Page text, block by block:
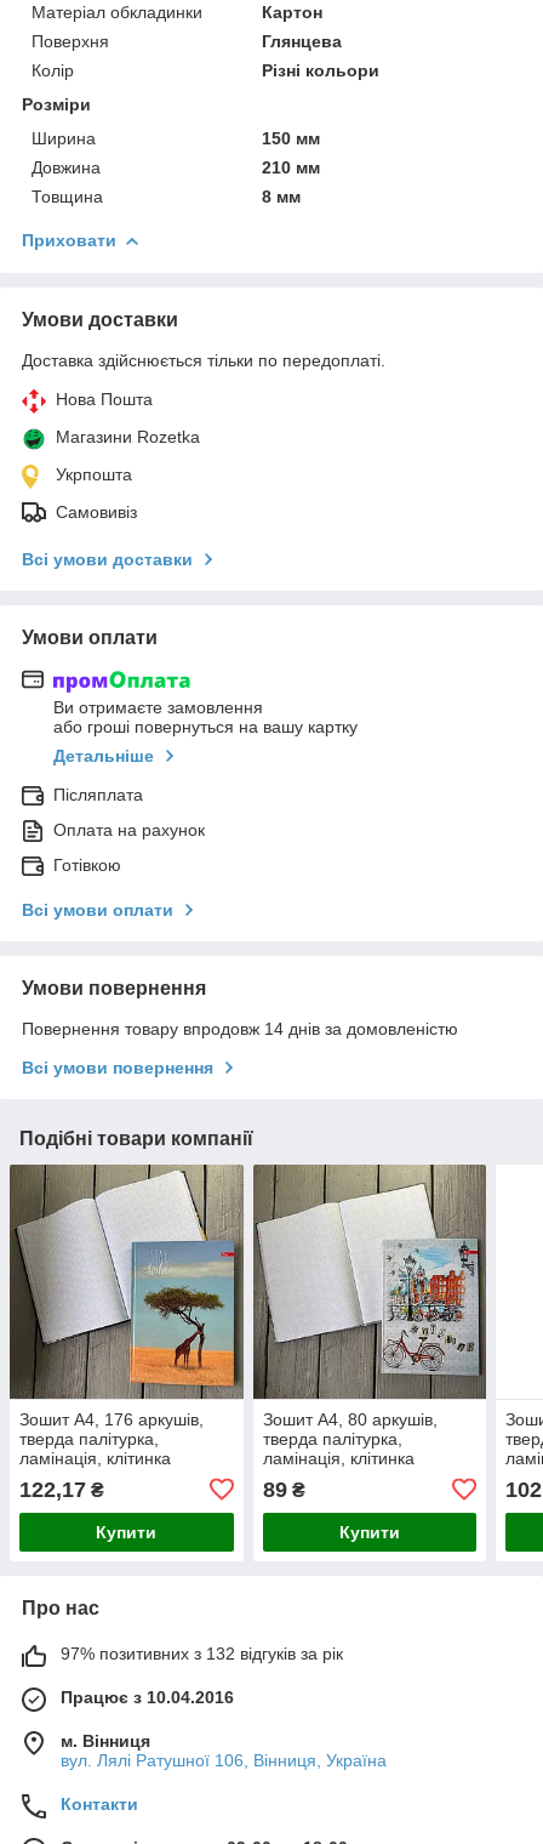
Матеріал обкладинки
Картон
Поверхня
Глянцева
Колір
Різні кольори
Розміри
Ширина
150 мм
Довжина
210 мм
Товщина
8 мм
Приховати
Умови доставки
Доставка здійснюється тільки по передоплаті.
Нова Пошта
Магазини Rozetka
Укрпошта
Самовивіз
Всі умови доставки
Умови оплати
Ви отримаєте замовлення
або гроші повернуться на вашу картку
Детальніше
Післяплата
Оплата на рахунок
Готівкою
Всі умови оплати
Умови повернення
Повернення товару впродовж 14 днів за домовленістю
Всі умови повернення
Подібні товари компанії
Зошит А4, 176 аркушів,
тверда палітурка,
ламінація, клітинка
122,17 ₴
Купити
Зошит А4, 80 аркушів,
тверда палітурка,
ламінація, клітинка
89₴
Купити
102
Про нас
97% позитивних з 132 відгуків за рік
Працює з 10.04.2016
м. Вінниця
вул. Лялі Ратушної 106, Вінниця, Україна
Контакти